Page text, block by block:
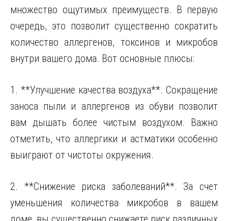
множество ощутимых преимуществ. В первую
очередь, это позволит существенно сократить
количество аллергенов, токсинов и микробов
внутри вашего дома. Вот основные плюсы:
1. **Улучшение качества воздуха**. Сокращение
заноса пыли и аллергенов из обуви позволит
вам дышать более чистым воздухом. Важно
отметить, что аллергики и астматики особенно
выиграют от чистоты окружения.
2. **Снижение риска заболеваний**. За счет
уменьшения количества микробов в вашем